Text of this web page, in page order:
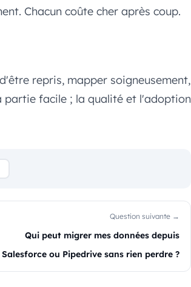
Chacun coûte cher après coup.
repris, mapper soigneusement,
partie facile ; la qualité et l'adoption
Question suivante →
Qui peut migrer mes données depuis
Salesforce ou Pipedrive sans rien perdre ?